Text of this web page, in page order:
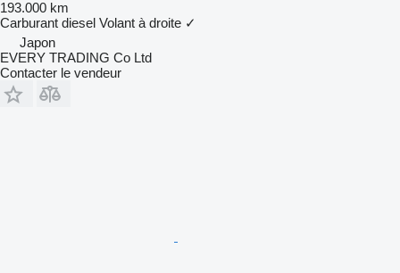
193.000 km
Carburant diesel Volant à droite ✓
Japon
EVERY TRADING Co Ltd
Contacter le vendeur